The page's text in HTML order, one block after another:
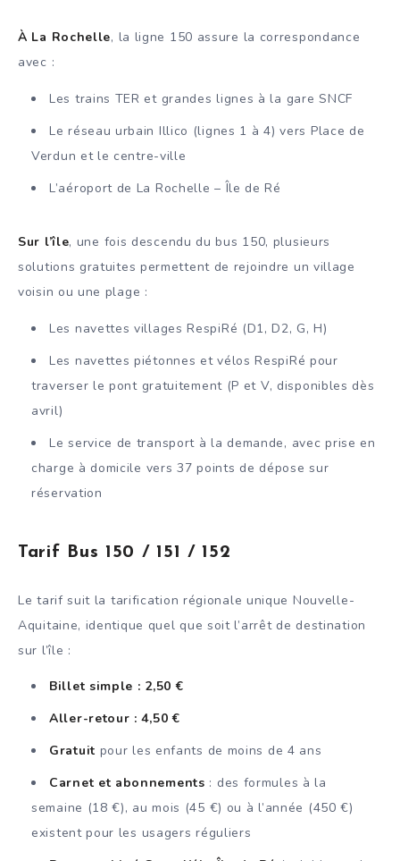
À La Rochelle, la ligne 150 assure la correspondance
avec :
Les trains TER et grandes lignes à la gare SNCF
Le réseau urbain Illico (lignes 1 à 4) vers Place de
Verdun et le centre-ville
L’aéroport de La Rochelle – Île de Ré
Sur l’île, une fois descendu du bus 150, plusieurs
solutions gratuites permettent de rejoindre un village
voisin ou une plage :
Les navettes villages RespiRé (D1, D2, G, H)
Les navettes piétonnes et vélos RespiRé pour
traverser le pont gratuitement (P et V, disponibles dès
avril)
Le service de transport à la demande, avec prise en
charge à domicile vers 37 points de dépose sur
réservation
Tarif Bus 150 / 151 / 152
Le tarif suit la tarification régionale unique Nouvelle-
Aquitaine, identique quel que soit l’arrêt de destination
sur l’île :
Billet simple : 2,50 €
Aller-retour : 4,50 €
Gratuit pour les enfants de moins de 4 ans
Carnet et abonnements : des formules à la
semaine (18 €), au mois (45 €) ou à l’année (450 €)
existent pour les usagers réguliers